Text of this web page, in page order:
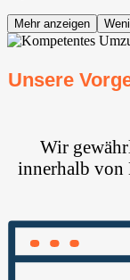
Mehr anzeigen
Unsere
Wir
innerhalb von